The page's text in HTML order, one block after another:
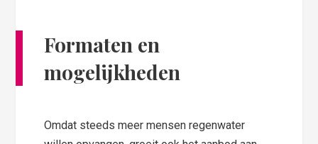
Formaten en
mogelijkheden
Omdat steeds meer mensen regenwater